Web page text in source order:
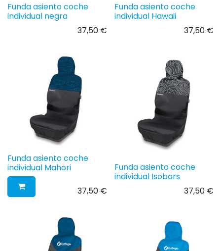
Funda asiento coche
individual negra
37,50€
Funda asiento coche
individual Hawaii
37,50 €
Funda asiento coche
individual Mahori
37,50€
Funda asiento coche
individual Isobars
37,50 €